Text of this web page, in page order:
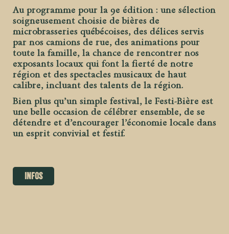
Au programme pour la 9e édition : une sélection
soigneusement choisie de bières de
microbrasseries québécoises, des délices servis
par nos camions de rue, des animations pour
toute la famille, la chance de rencontrer nos
exposants locaux qui font la fierté de notre
région et des spectacles musicaux de haut
calibre, incluant des talents de la région.
Bien plus qu’un simple festival, le Festi-Bière est
une belle occasion de célébrer ensemble, de se
détendre et d’encourager l’économie locale dans
un esprit convivial et festif.
Infos